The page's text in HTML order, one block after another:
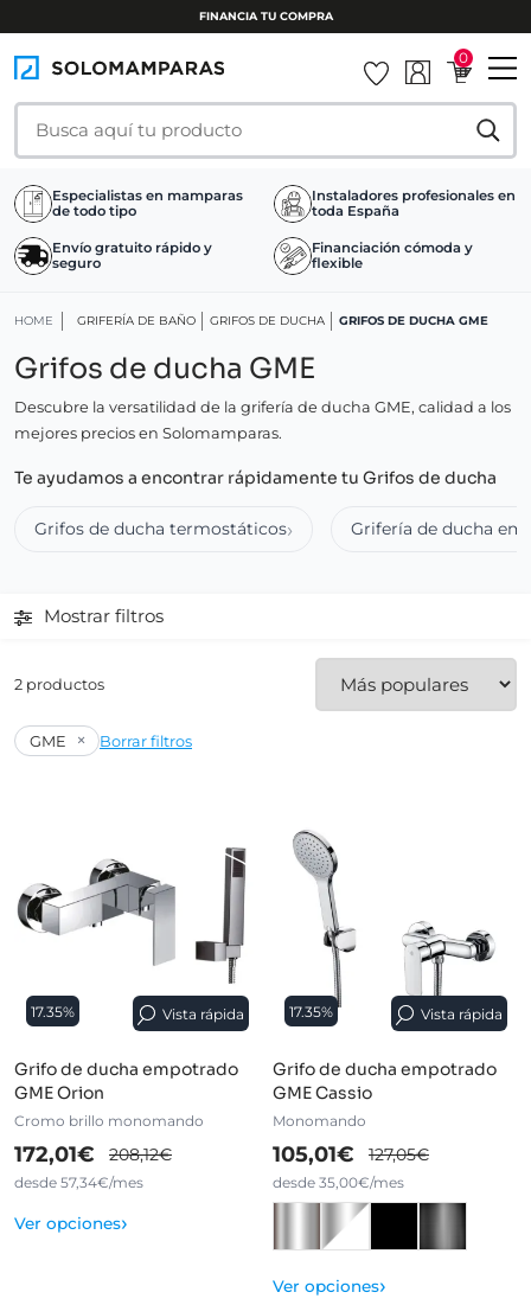
FINANCIA TU COMPRA
0
Especialistas en mamparas
de todo tipo
Instaladores profesionales en
toda España
Envío gratuito rápido y
seguro
Financiación cómoda y
flexible
HOME GRIFERÍA DE BAÑO GRIFOS DE DUCHA GRIFOS DE DUCHA GME
Grifos de ducha GME
Descubre la versatilidad de la grifería de ducha GME, calidad a los
mejores precios en Solomamparas.
Te ayudamos a encontrar rápidamente tu Grifos de ducha
Grifos de ducha termostáticos Grifería de ducha
Mostrar filtros
2 productos
GME × Borrar filtros
17.35% Vista rápida
Grifo de ducha empotrado
GME Orion
Cromo brillo monomando
172,01€ 208,12€
desde 57,34€/mes
Ver opciones›
17.35% Vista rápida
Grifo de ducha empotrado
GME Cassio
Monomando
105,01€ 127,05€
desde 35,00€/mes
Ver opciones›